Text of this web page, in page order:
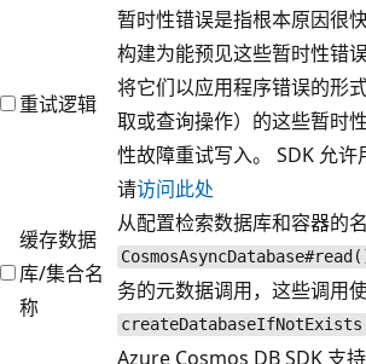
重试逻辑
暂时性错误是指根本原因很
构建为能预见这些暂时性错
将它们以应用程序错误的形
取或查询操作）的这些暂时
性故障重试写入。 SDK 允许
请访问此处
缓存数据
库/集合名
称
从配置检索数据库和容器的
务的元数据调用，这些调用
Azure Cosmos DB SDK 支